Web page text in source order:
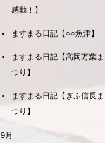
感動！】
ますまる日記【○○魚津】
ますまる日記【高岡万葉ま
つり】
ますまる日記【ぎふ信長ま
つり】
9月